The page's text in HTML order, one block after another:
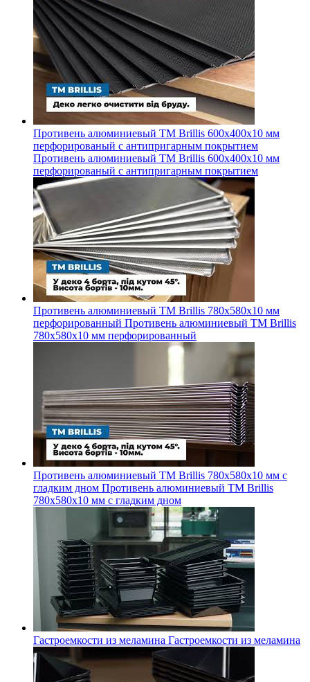
Противень алюминиевый ТМ Brillis 600х400х10 мм
перфорированый с антипригарным покрытием
Противень алюминиевый ТМ Brillis 600х400х10 мм
перфорированый с антипригарным покрытием
Противень алюминиевый ТМ Brillis 780х580х10 мм
перфорированный Противень алюминиевый ТМ Brillis
780х580х10 мм перфорированный
Противень алюминиевый ТМ Brillis 780х580х10 мм с
гладким дном Противень алюминиевый ТМ Brillis
780х580х10 мм с гладким дном
Гастроемкости из меламина Гастроемкости из меламина